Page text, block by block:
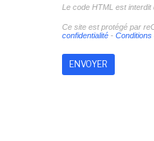
Le code HTML est
Ce site est protégé par
confidentialité- Conditions